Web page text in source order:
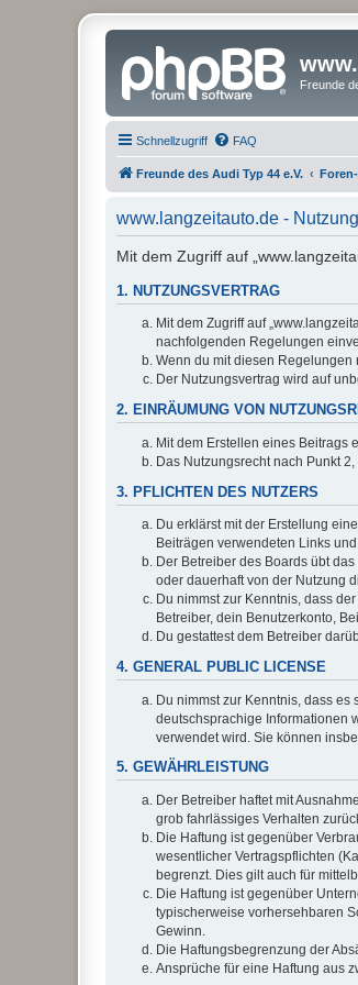
Freunde
Schnellzugriff FAQ
Freunde des Audi Typ 44 e.V.
www.langzeitauto.de -
Mit dem Zugriff auf
1. NUTZUNGSVERTRAG
Mit dem Zugriff auf
nachfolgenden Regelungen
Wenn du mit diesen Regelungen
Der Nutzungsvertrag wird auf
2. EINRÄUMUNG VON
Mit dem Erstellen eines Beitrags
Das Nutzungsrecht nach Punkt
3. PFLICHTEN DES NUTZERS
Du erklärst mit der Erstellung
Beiträgen verwendeten Links
Der Betreiber des Boards übt
oder dauerhaft von der Nutzung
Du nimmst zur Kenntnis, dass
Betreiber, dein Benutzerkonto,
Du gestattest dem Betreiber
4. GENERAL PUBLIC LICENSE
Du nimmst zur Kenntnis, dass es
deutschsprachige Informationen
verwendet wird. Sie können
5. GEWÄHRLEISTUNG
Der Betreiber haftet mit
grob fahrlässiges Verhalten
Die Haftung ist gegenüber
wesentlicher Vertragspflichten
begrenzt. Dies gilt auch für
Die Haftung ist gegenüber
typischerweise vorhersehbaren
Gewinn.
Die Haftungsbegrenzung der
Ansprüche für eine Haftung aus